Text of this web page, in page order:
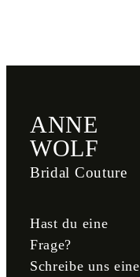
ANNE
WOLF
Bridal Couture
Hast du eine
Frage?
Schreibe uns eine